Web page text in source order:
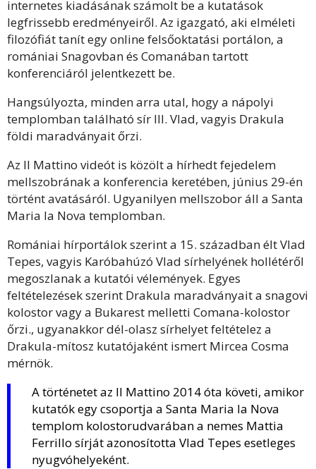
internetes kiadásának számolt be a kutatások
legfrissebb eredményeiről. Az igazgató, aki elméleti
filozófiát tanít egy online felsőoktatási portálon, a
romániai Snagovban és Comanában tartott
konferenciáról jelentkezett be.
Hangsúlyozta, minden arra utal, hogy a nápolyi
templomban található sír III. Vlad, vagyis Drakula
földi maradványait őrzi.
Az Il Mattino videót is közölt a hírhedt fejedelem
mellszobrának a konferencia keretében, június 29-én
történt avatásáról. Ugyanilyen mellszobor áll a Santa
Maria la Nova templomban.
Romániai hírportálok szerint a 15. században élt Vlad
Tepes, vagyis Karóbahúzó Vlad sírhelyének hollétéről
megoszlanak a kutatói vélemények. Egyes
feltételezések szerint Drakula maradványait a snagovi
kolostor vagy a Bukarest melletti Comana-kolostor
őrzi., ugyanakkor dél-olasz sírhelyet feltételez a
Drakula-mítosz kutatójaként ismert Mircea Cosma
mérnök.
A történetet az Il Mattino 2014 óta követi, amikor
kutatók egy csoportja a Santa Maria la Nova
templom kolostorudvarában a nemes Mattia
Ferrillo sírját azonosította Vlad Tepes esetleges
nyugvóhelyeként.